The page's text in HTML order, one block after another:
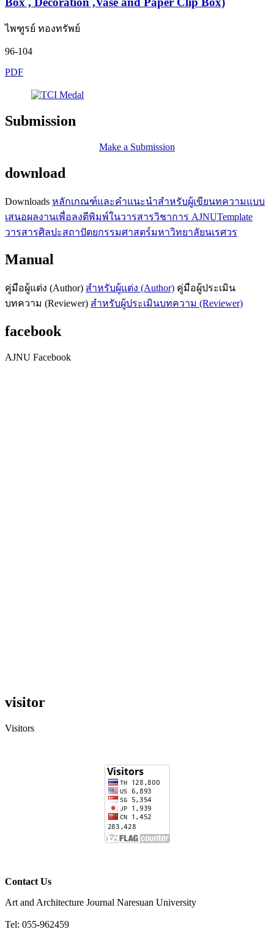
ไพฑูรย์ ทองทรัพย์
96-104
PDF
Submission
Make a Submission
download
Downloads หลักเกณฑ์และคำแนะนำสำหรับผู้เขียนทความแบบ
เสนอผลงานเพื่อลงตีพิมพ์ในวารสารวิชาการ AJNUTemplate
วารสารศิลปะสถาปัตยกรรมศาสตร์มหาวิทยาลัยนเรศวร
Manual
คู่มือผู้แต่ง (Author) สำหรับผู้แต่ง (Author) คู่มือผู้ประเมิน
บทความ (Reviewer) สำหรับผู้ประเมินบทความ (Reviewer)
facebook
AJNU Facebook
visitor
Visitors
Contact Us
Art and Architecture Journal Naresuan University
Tel: 055-962459